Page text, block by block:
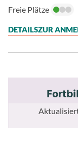
Freie Plätze
DETAILSZUR